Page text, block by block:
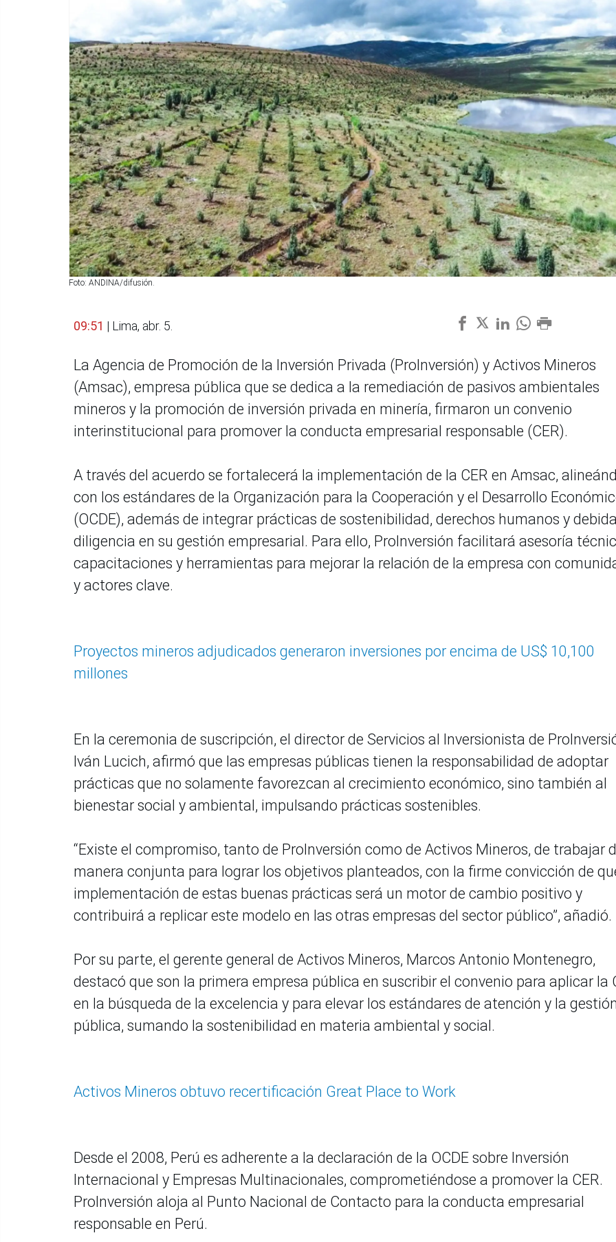
Foto: ANDINA/difusión.
09:51 | Lima, abr. 5.
La Agencia de Promoción de la Inversión Privada (ProInversión) y Activos Mineros
(Amsac), empresa pública que se dedica a la remediación de pasivos ambientales
mineros y la promoción de inversión privada en minería, firmaron un convenio
interinstitucional para promover la conducta empresarial responsable (CER).
A través del acuerdo se fortalecerá la implementación de la CER en Amsac,
con los estándares de la Organización para la Cooperación y el Desarrollo
(OCDE), además de integrar prácticas de sostenibilidad, derechos humanos y
diligencia en su gestión empresarial. Para ello, ProInversión facilitará asesoría
capacitaciones y herramientas para mejorar la relación de la empresa con
y actores clave.
Proyectos mineros adjudicados generaron inversiones por encima de US$ 10,100
millones
En la ceremonia de suscripción, el director de Servicios al Inversionista de
Iván Lucich, afirmó que las empresas públicas tienen la responsabilidad de adoptar
prácticas que no solamente favorezcan al crecimiento económico, sino también al
bienestar social y ambiental, impulsando prácticas sostenibles.
“Existe el compromiso, tanto de ProInversión como de Activos Mineros, de trabajar
manera conjunta para lograr los objetivos planteados, con la firme convicción de
implementación de estas buenas prácticas será un motor de cambio positivo y
contribuirá a replicar este modelo en las otras empresas del sector público”, añadió.
Por su parte, el gerente general de Activos Mineros, Marcos Antonio Montenegro,
destacó que son la primera empresa pública en suscribir el convenio para aplicar la
en la búsqueda de la excelencia y para elevar los estándares de atención y la
pública, sumando la sostenibilidad en materia ambiental y social.
Activos Mineros obtuvo recertificación Great Place to Work
Desde el 2008, Perú es adherente a la declaración de la OCDE sobre Inversión
Internacional y Empresas Multinacionales, comprometiéndose a promover la CER.
ProInversión aloja al Punto Nacional de Contacto para la conducta empresarial
responsable en Perú.